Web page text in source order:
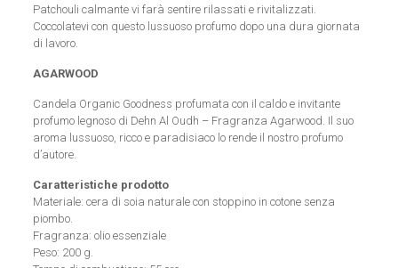
Patchouli calmante vi farà sentire rilassati e rivitalizzati.
Coccolatevi con questo lussuoso profumo dopo una dura giornata
di lavoro.
AGARWOOD
Candela Organic Goodness profumata con il caldo e invitante
profumo legnoso di Dehn Al Oudh – Fragranza Agarwood. Il suo
aroma lussuoso, ricco e paradisiaco lo rende il nostro profumo
d’autore.
Caratteristiche prodotto
Materiale: cera di soia naturale con stoppino in cotone senza
piombo.
Fragranza: olio essenziale
Peso: 200 g.